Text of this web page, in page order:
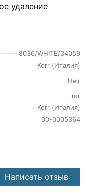
удаление
8036/WHITE/34059
Kerr (Италия)
Нет
шт
Kerr (Италия)
00-0005364
Написать отзыв